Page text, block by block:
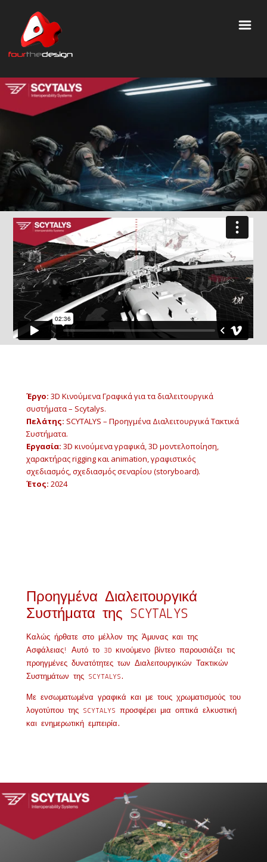
Έργο: 3D Κινούμενα Γραφικά για τα διαλειτουργικά
συστήματα – Scytalys.
Πελάτης: SCYTALYS – Προηγμένα Διαλειτουργικά Τακτικά
Συστήματα.
Εργασία: 3D κινούμενα γραφικά, 3D μοντελοποίηση,
χαρακτήρας rigging και animation, γραφιστικός
σχεδιασμός, σχεδιασμός σεναρίου (storyboard).
Έτος: 2024
Προηγμένα Διαλειτουργικά
Συστήματα της SCYTALYS
Καλώς ήρθατε στο μέλλον της Άμυνας και της
Ασφάλειας! Αυτό το 3D κινούμενο βίντεο παρουσιάζει τις
προηγμένες δυνατότητες των Διαλειτουργικών Τακτικών
Συστημάτων της SCYTALYS.
Με ενσωματωμένα γραφικά και με τους χρωματισμούς του
λογοτύπου της SCYTALYS προσφέρει μια οπτικά ελκυστική
και ενημερωτική εμπειρία.